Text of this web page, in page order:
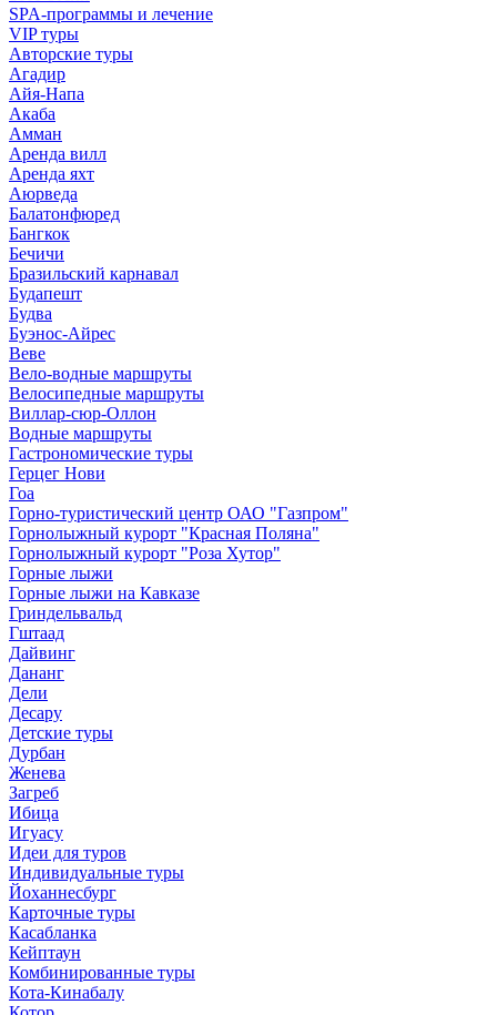
SPA-программы и лечение
VIP туры
Авторские туры
Агадир
Айя-Напа
Акаба
Амман
Аренда вилл
Аренда яхт
Аюрведа
Балатонфюред
Бангкок
Бечичи
Бразильский карнавал
Будапешт
Будва
Буэнос-Айрес
Веве
Вело-водные маршруты
Велосипедные маршруты
Виллар-сюр-Оллон
Водные маршруты
Гастрономические туры
Герцег Нови
Гоа
Горно-туристический центр ОАО "Газпром"
Горнолыжный курорт "Красная Поляна"
Горнолыжный курорт "Роза Хутор"
Горные лыжи
Горные лыжи на Кавказе
Гриндельвальд
Гштаад
Дайвинг
Дананг
Дели
Десару
Детские туры
Дурбан
Женева
Загреб
Ибица
Игуасу
Идеи для туров
Индивидуальные туры
Йоханнесбург
Карточные туры
Касабланка
Кейптаун
Комбинированные туры
Кота-Кинабалу